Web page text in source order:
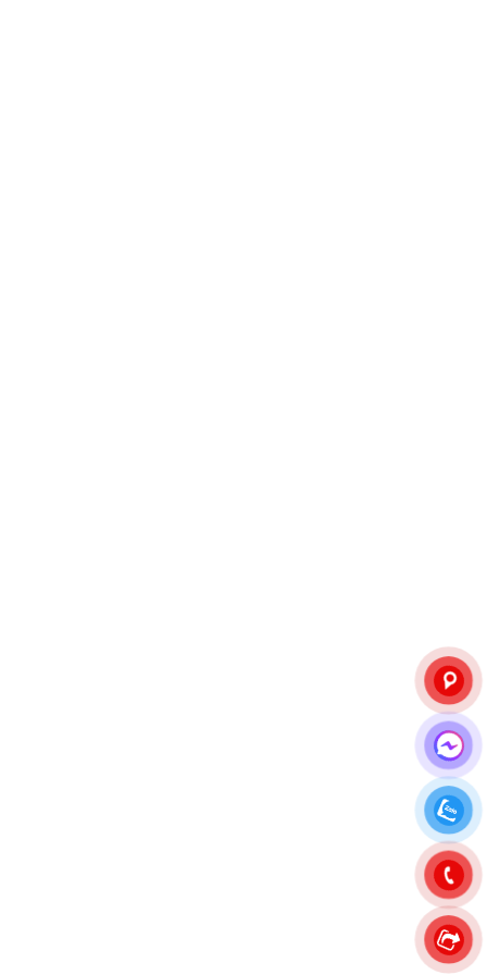
thao đầy phấn khích. Khả năng ôm cua và độ bám
Lốp Goodyear lắp được cho các
Cùng tham khảo bảng size lốp ô tô phổ biến của
Một số xe tương thích (tham